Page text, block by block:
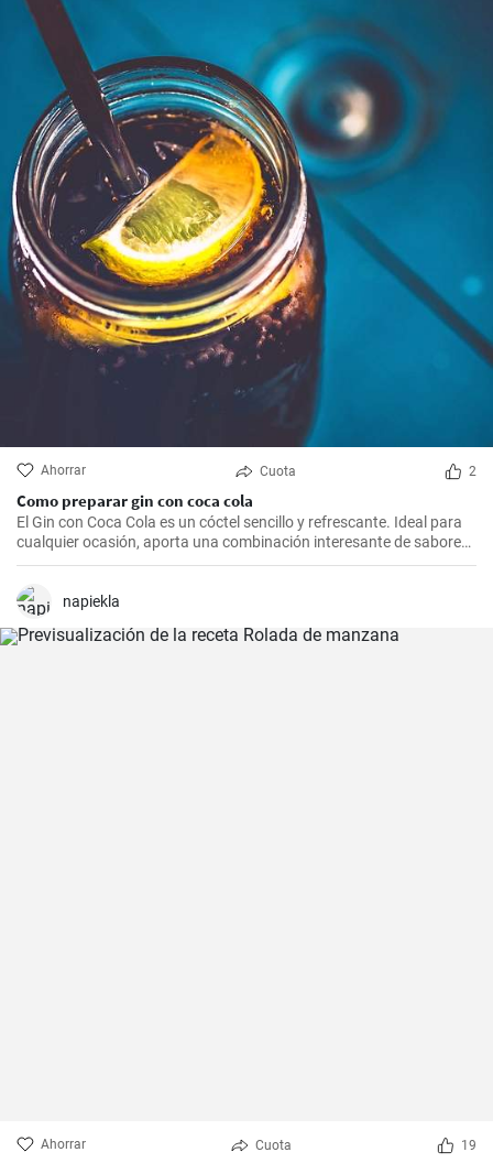
Ahorrar Cuota 2
Como preparar gin con coca cola
El Gin con Coca Cola es un cóctel sencillo y refrescante. Ideal para
cualquier ocasión, aporta una combinación interesante de sabores
que resultarán del agrado para quienes disfrutan de bebidas
común mezclar gin con Coca Cola, esta receta puede sorprender
por su agradable sabor.
napiekla
Ahorrar Cuota 19